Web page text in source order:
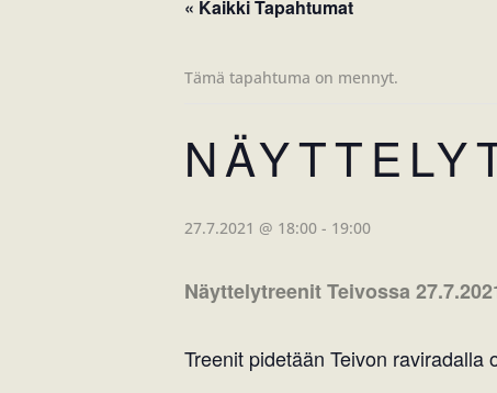
« Kaikki Tapahtumat
Tämä tapahtuma on mennyt.
27.7.2021 @ 18:00 - 19:00
Näyttelytreenit Teivossa
Treenit pidetään Teivon